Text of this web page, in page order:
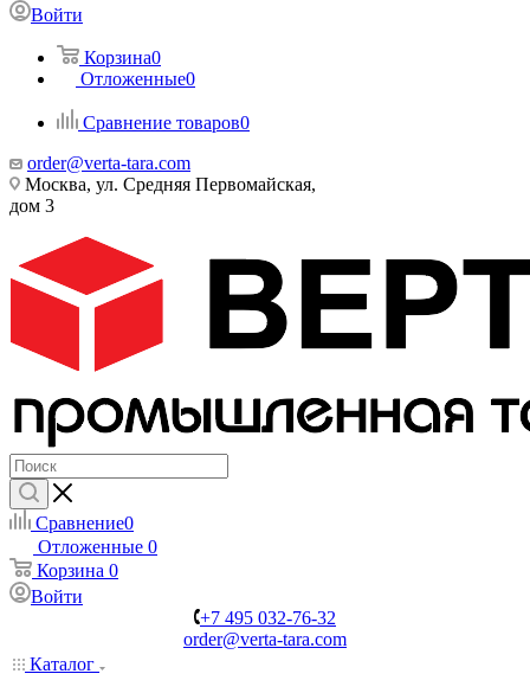
Войти
Корзина0
Отложенные0
Сравнение товаров0
order@verta-tara.com
Москва, ул. Средняя Первомайская,
дом 3
Сравнение0
Отложенные 0
Корзина 0
Войти
+7 495 032-76-32
order@verta-tara.com
Каталог